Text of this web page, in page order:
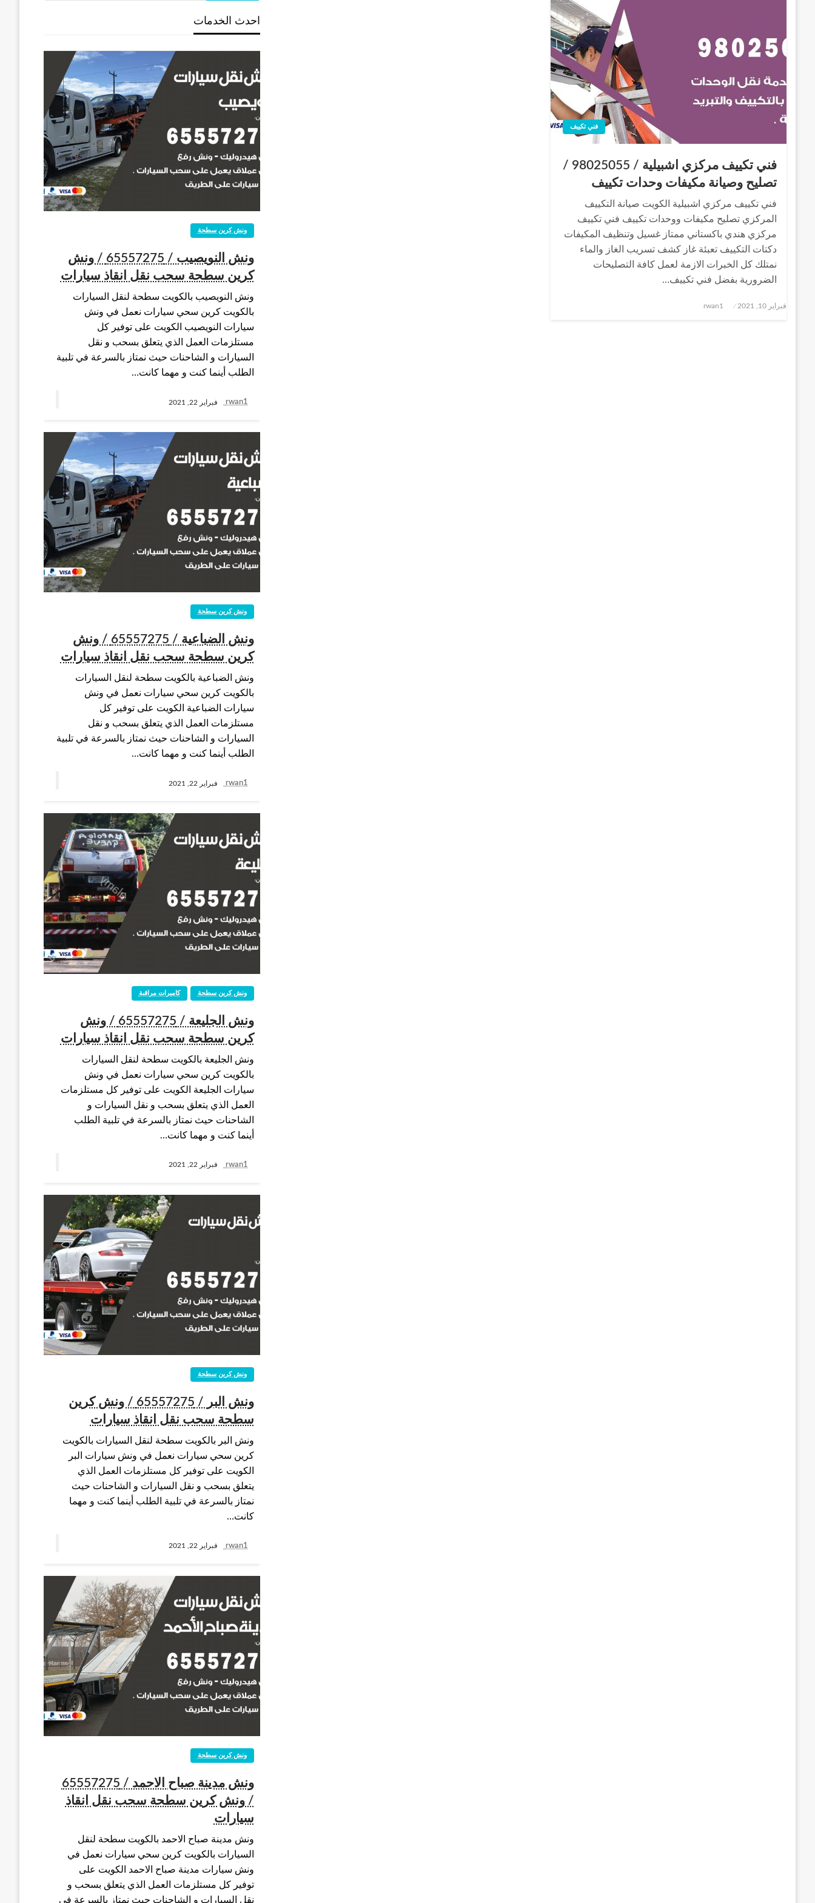
فني تكييف
فني تكييف مركزي اشبيلية / 98025055 /
تصليح وصيانة مكيفات وحدات تكييف
فني تكييف مركزي اشبيلية الكويت صيانة التكييف
المركزي تصليح مكيفات ووحدات تكييف فني تكييف
مركزي هندي باكستاني ممتاز غسيل وتنظيف المكيفات
دكتات التكييف تعبئة غاز كشف تسريب الغاز والماء
نمتلك كل الخبرات الازمة لعمل كافة التصليحات
الضرورية بفضل فني تكييف…
نُشر
فبراير 10, 2021 rwan1
احدث الخدمات
ونش كرين سطحة
ونش النويصيب / 65557275 / ونش
كرين سطحة سحب نقل انقاذ سيارات
ونش النويصيب بالكويت سطحة لنقل السيارات
بالكويت كرين سحي سيارات نعمل في ونش
سيارات النويصيب الكويت على توفير كل
مستلزمات العمل الذي يتعلق بسحب و نقل
السيارات و الشاحنات حيث نمتاز بالسرعة في تلبية
الطلب أينما كنت و مهما كانت…
rwan1 فبراير 22, 2021
ونش كرين سطحة
ونش الضباعية / 65557275 / ونش
كرين سطحة سحب نقل انقاذ سيارات
ونش الضباعية بالكويت سطحة لنقل السيارات
بالكويت كرين سحي سيارات نعمل في ونش
سيارات الضباعية الكويت على توفير كل
مستلزمات العمل الذي يتعلق بسحب و نقل
السيارات و الشاحنات حيث نمتاز بالسرعة في تلبية
الطلب أينما كنت و مهما كانت…
rwan1 فبراير 22, 2021
كاميرات مراقبة ونش كرين سطحة
ونش الجليعة / 65557275 / ونش
كرين سطحة سحب نقل انقاذ سيارات
ونش الجليعة بالكويت سطحة لنقل السيارات
بالكويت كرين سحي سيارات نعمل في ونش
سيارات الجليعة الكويت على توفير كل مستلزمات
العمل الذي يتعلق بسحب و نقل السيارات و
الشاحنات حيث نمتاز بالسرعة في تلبية الطلب
أينما كنت و مهما كانت…
rwan1 فبراير 22, 2021
ونش كرين سطحة
ونش البر / 65557275 / ونش كرين
سطحة سحب نقل انقاذ سيارات
ونش البر بالكويت سطحة لنقل السيارات بالكويت
كرين سحي سيارات نعمل في ونش سيارات البر
الكويت على توفير كل مستلزمات العمل الذي
يتعلق بسحب و نقل السيارات و الشاحنات حيث
نمتاز بالسرعة في تلبية الطلب أينما كنت و مهما
كانت…
rwan1 فبراير 22, 2021
ونش كرين سطحة
ونش مدينة صباح الاحمد / 65557275
/ ونش كرين سطحة سحب نقل انقاذ
سيارات
ونش مدينة صباح الاحمد بالكويت سطحة لنقل
السيارات بالكويت كرين سحي سيارات نعمل في
ونش سيارات مدينة صباح الاحمد الكويت على
توفير كل مستلزمات العمل الذي يتعلق بسحب و
نقل السيارات و الشاحنات حيث نمتاز بالسرعة في